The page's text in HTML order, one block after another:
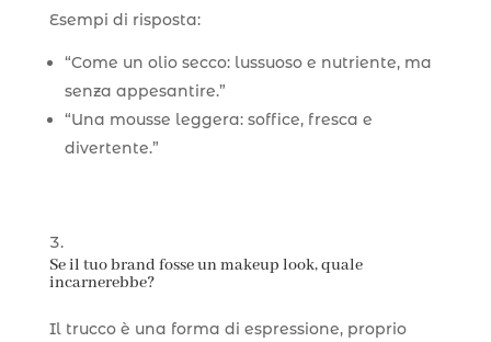
Esempi di risposta:
“Come un olio secco: lussuoso e nutriente, ma
senza appesantire.”
“Una mousse leggera: soffice, fresca e
divertente.”
Se il tuo brand fosse un makeup look, quale
incarnerebbe?
Il trucco è una forma di espressione, proprio